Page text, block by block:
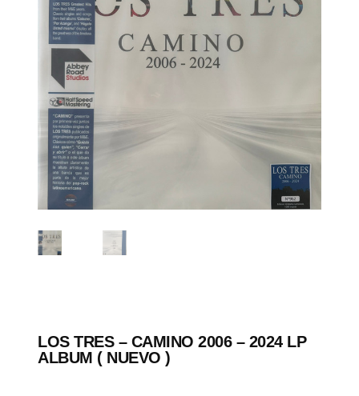
LOS TRES – CAMINO 2006 – 2024 LP
ALBUM ( NUEVO )